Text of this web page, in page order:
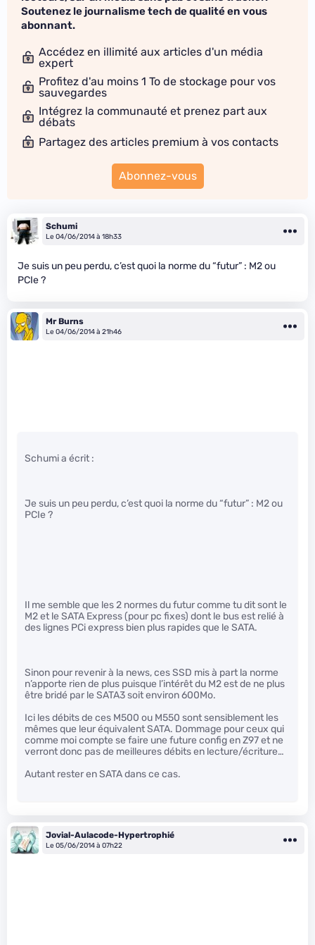
Soutenez le journalisme tech de qualité en vous
abonnant.
Accédez en illimité aux articles d'un média
expert
Profitez d'au moins 1 To de stockage pour vos
sauvegardes
Intégrez la communauté et prenez part aux
débats
Partagez des articles premium à vos contacts
Abonnez-vous
Schumi
Le 04/06/2014 à 18h33
Je suis un peu perdu, c’est quoi la norme du “futur” : M2 ou
PCIe ?
Mr Burns
Le 04/06/2014 à 21h46
Schumi a écrit :
Je suis un peu perdu, c’est quoi la norme du “futur” : M2 ou
PCIe ?
Il me semble que les 2 normes du futur comme tu dit sont le
M2 et le SATA Express (pour pc fixes) dont le bus est relié à
des lignes PCi express bien plus rapides que le SATA.
Sinon pour revenir à la news, ces SSD mis à part la norme
n’apporte rien de plus puisque l’intérêt du M2 est de ne plus
être bridé par le SATA3 soit environ 600Mo.
Ici les débits de ces M500 ou M550 sont sensiblement les
mêmes que leur équivalent SATA. Dommage pour ceux qui
comme moi compte se faire une future config en Z97 et ne
verront donc pas de meilleures débits en lecture/écriture…
Autant rester en SATA dans ce cas.
Jovial-Aulacode-Hypertrophié
Le 05/06/2014 à 07h22